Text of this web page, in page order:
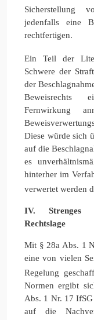
Sicherstellung
jedenfalls eine
rechtfertigen.
Ein Teil der
Schwere der
der
Beweisrechts
Fernwirkung
Diese würde sich
auf die
es
hinterher im
verwertet werden
IV. Strenges
Rechtslage
Mit § 28a Abs. 1
eine von vielen
Regelung
Normen ergibt
Abs. 1 Nr. 17
auf die